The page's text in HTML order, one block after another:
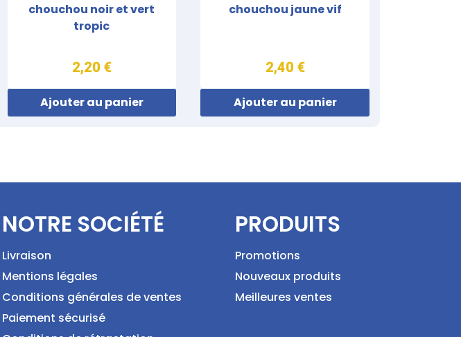
chouchou noir et vert
tropic
2,20 €
Ajouter au panier
chouchou jaune vif
2,40 €
Ajouter au panier
NOTRE SOCIÉTÉ
Livraison
Mentions légales
Conditions générales de ventes
Paiement sécurisé
PRODUITS
Promotions
Nouveaux produits
Meilleures ventes